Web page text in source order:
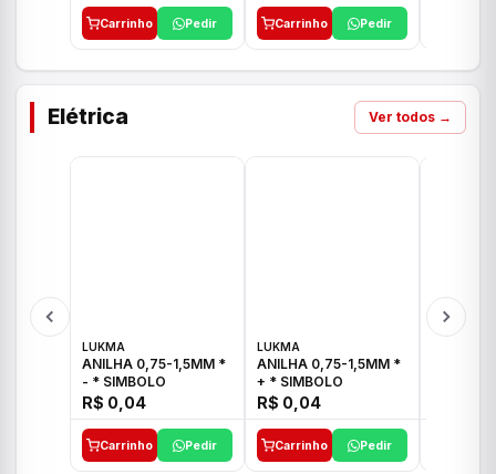
Carrinho Pedir Carrinho Pedir
Elétrica Ver todos →
LUKMA
ANILHA 0,75-1,5MM *
- * SIMBOLO
R$ 0,04
Carrinho Pedir
LUKMA
ANILHA 0,75-1,5MM *
+ * SIMBOLO
R$ 0,04
Carrinho Pedir